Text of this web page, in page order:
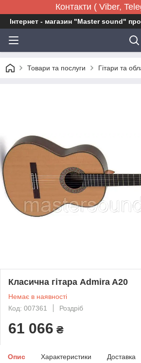
Контакти ( Viber,
Інтернет - магазин "Master sound"
Товари та послуги Гітари та
Класична гітара Admira A20
Немає в наявності
Код: 007361
Роздріб
61 066 ₴
Опис Характеристики Доставка